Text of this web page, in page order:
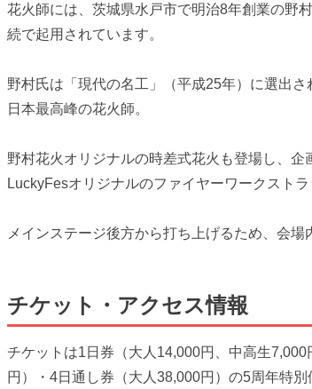
花火師には、茨城県水戸市で明治8年創業の野
続で起用されています。
野村氏は「現代の名工」（平成25年）に選出
日本最高峰の花火師。
野村花火オリジナルの時差式花火も登場し、
LuckyFesオリジナルのファイヤーワークスト
メインステージ後方から打ち上げるため、会場
チケット・アクセス情報
チケットは1日券（大人14,000円、中高生
円）・4日通し券（大人38,000円）の5周年特別